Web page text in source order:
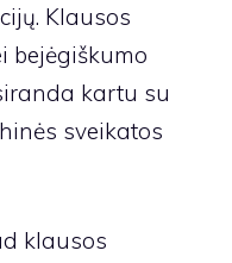
Klausos
bejėgiškumo
kartu su
sveikatos
klausos